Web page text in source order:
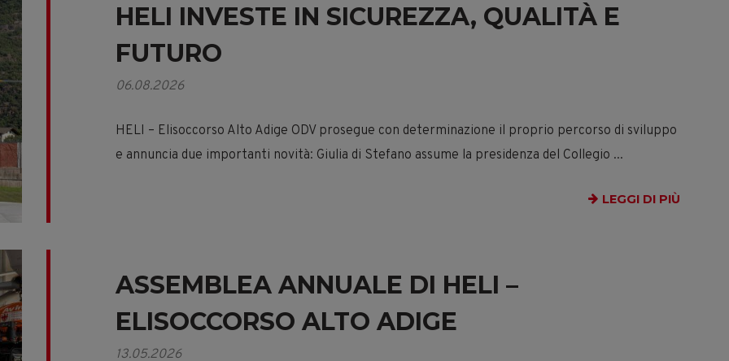
HELI INVESTE IN SICUREZZA, QUALITÀ E
FUTURO
06.08.2026
HELI – Elisoccorso Alto Adige ODV prosegue con determinazione il proprio percorso di sviluppo
e annuncia due importanti novità: Giulia di Stefano assume la presidenza del Collegio ...
LEGGI DI PIÙ
ASSEMBLEA ANNUALE DI HELI –
ELISOCCORSO ALTO ADIGE
13.05.2026